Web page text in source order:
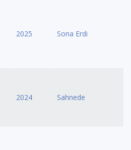
2025 Sona Erdi
2024 Sahnede